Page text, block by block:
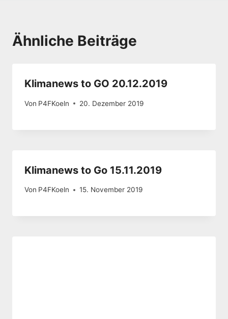
Ähnliche Beiträge
Klimanews to GO 20.12.2019
Von P4FKoeln 20. Dezember 2019
Klimanews to Go 15.11.2019
Von P4FKoeln 15. November 2019